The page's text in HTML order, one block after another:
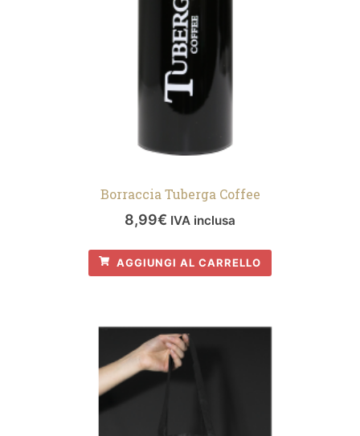
Borraccia Tuberga Coffee
8,99€ IVA inclusa
AGGIUNGI AL CARRELLO